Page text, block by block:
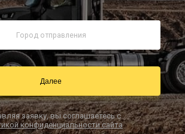
8 (800) 505-40-85
Звонок по РФ бесплатный
sale@simtruck-negabarit.ru
Заказать звонок
Далее
заявку, вы соглашаетесь с
конфиденциальности сайта